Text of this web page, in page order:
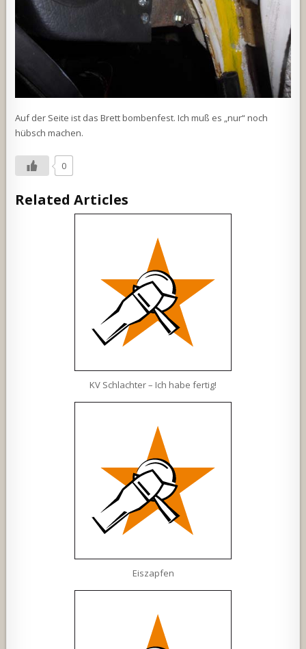
Auf der Seite ist das Brett bombenfest. Ich muß es „nur“ noch
hübsch machen.
0
Related Articles
KV Schlachter – Ich habe fertig!
Eiszapfen